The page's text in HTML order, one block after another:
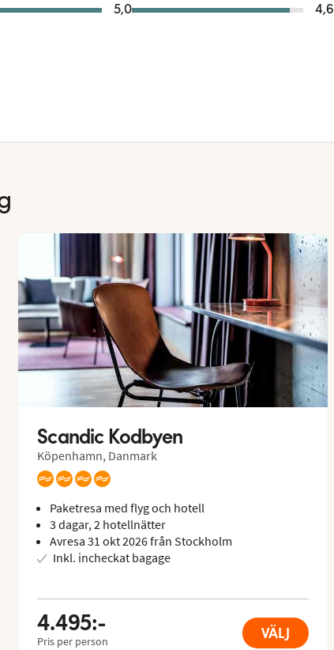
5,0 4,6
Scandic Kodbyen
Köpenhamn, Danmark
Paketresa med flyg och hotell
3 dagar, 2 hotellnätter
Avresa 31 okt 2026 från Stockholm
Inkl. incheckat bagage
4.495:-
Pris per person VÄLJ